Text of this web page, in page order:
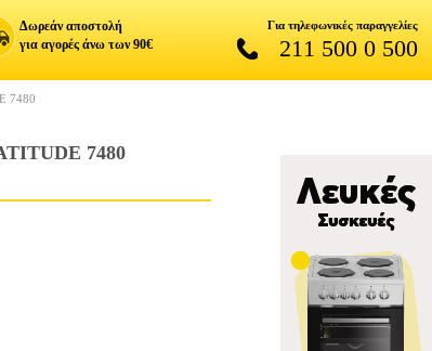
Δωρεάν αποστολή
για αγορές άνω των 90€
Για τηλεφωνικές παραγγελίες
211 500 0 500
7480
7480